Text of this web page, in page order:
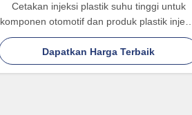
Cetakan injeksi plastik suhu tinggi untuk
komponen otomotif dan produk plastik injeksi
tahan lama
Dapatkan Harga Terbaik